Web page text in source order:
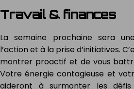
Travail & finances
La semaine prochaine sera
l’action et à la prise d’initiatives.
montrer proactif et de vous
Votre énergie contagieuse et
aideront à surmonter les